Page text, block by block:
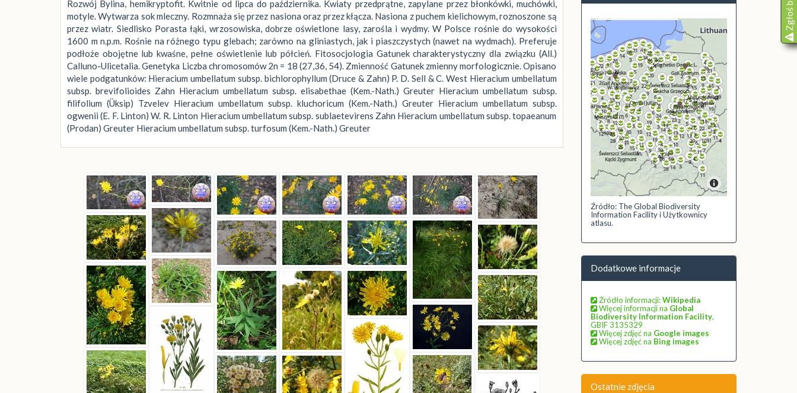
Rozwój Bylina, hemikryptofit. Kwitnie od lipca do października. Kwiaty przedprątne, zapylane przez błonkówki, muchówki,
motyle. Wytwarza sok mleczny. Rozmnaża się przez nasiona oraz przez kłącza. Nasiona z puchem kielichowym, roznoszone są
przez wiatr. Siedlisko Porasta łąki, wrzosowiska, dobrze oświetlone lasy, zarośla i wydmy. W Polsce rośnie do wysokości
1600 m n.p.m. Rośnie na różnego typu glebach; zarówno na gliniastych, jak i piaszczystych (nawet na wydmach). Preferuje
podłoże obojętne lub kwaśne, pełne oświetlenie lub półcień. Fitosocjologia Gatunek charakterystyczny dla związku (All.)
Calluno-Ulicetalia. Genetyka Liczba chromosomów 2n = 18 (27,36, 54). Zmienność Gatunek zmienny morfologicznie. Opisano
wiele podgatunków: Hieracium umbellatum subsp. bichlorophyllum (Druce & Zahn) P. D. Sell & C. West Hieracium umbellatum
subsp. brevifolioides Zahn Hieracium umbellatum subsp. elisabethae (Kem.-Nath.) Greuter Hieracium umbellatum subsp.
filifolium (Üksip) Tzvelev Hieracium umbellatum subsp. kluchoricum (Kem.-Nath.) Greuter Hieracium umbellatum subsp.
ogwenii (E. F. Linton) W. R. Linton Hieracium umbellatum subsp. sublaetevirens Zahn Hieracium umbellatum subsp. topaeanum
(Prodan) Greuter Hieracium umbellatum subsp. turfosum (Kem.-Nath.) Greuter
Źródło: The Global Biodiversity
Information Facility i Użytkownicy
atlasu.
Dodatkowe informacje
Źródło informacji:Wikipedia
Więcej informacji na Global
Biodiversity Information Facility,
GBIF 3135329
Więcej zdjęć na Google images
Więcej zdjęć na Bing images
Ostatnie zdjęcia
Zgłoś błąd